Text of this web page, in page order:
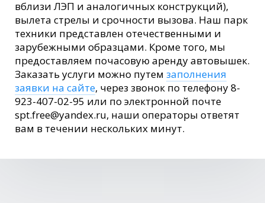
вблизи ЛЭП и аналогичных конструкций),
вылета стрелы и срочности вызова. Наш парк
техники представлен отечественными и
зарубежными образцами. Кроме того, мы
предоставляем почасовую аренду автовышек.
Заказать услуги можно путем заполнения
заявки на сайте, через звонок по телефону 8-
923-407-02-95 или по электронной почте
spt.free@yandex.ru, наши операторы ответят
вам в течении нескольких минут.